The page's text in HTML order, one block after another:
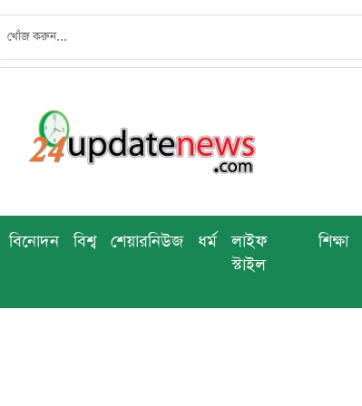
বিনোদন বিশ্ব শেয়ারনিউজ ধর্ম
লাইফ
স্টাইল
শিক্ষা